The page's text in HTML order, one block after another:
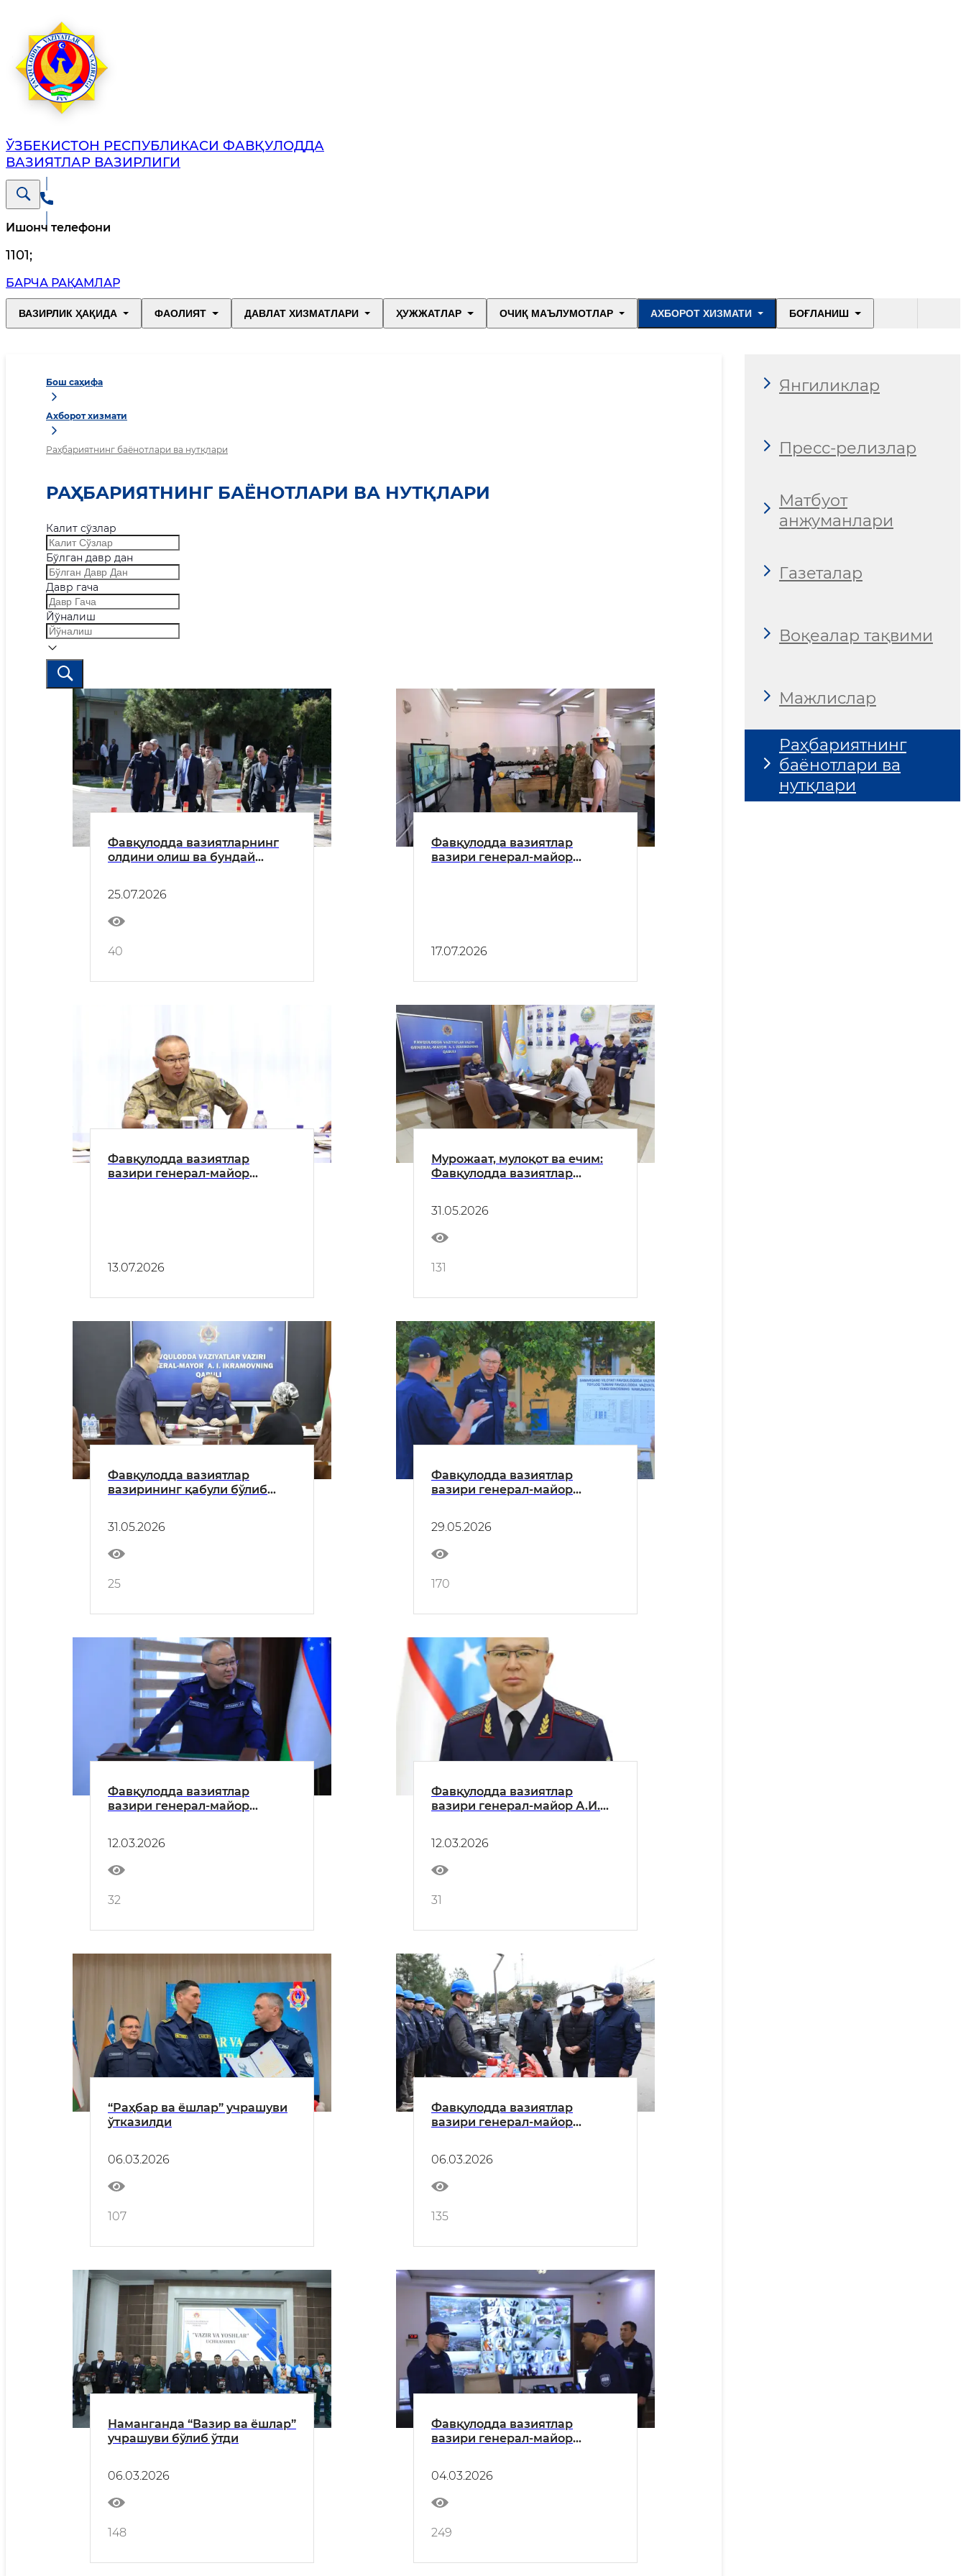
ЎЗБЕКИСТОН РЕСПУБЛИКАСИ ФАВҚУЛОДДА
ВАЗИЯТЛАР ВАЗИРЛИГИ
Ишонч телефони
1101;
БАРЧА РАҚАМЛАР
ВАЗИРЛИК ҲАҚИДА ФАОЛИЯТ ДАВЛАТ ХИЗМАТЛАРИ ҲУЖЖАТЛАР ОЧИҚ МАЪЛУМОТЛАР АХБОРОТ ХИЗМАТИ БОҒЛАНИШ
Бош саҳифа
Ахборот хизмати
Раҳбариятнинг баёнотлари ва нутқлари
РАҲБАРИЯТНИНГ БАЁНОТЛАРИ ВА НУТҚЛАРИ
Калит сўзлар
Бўлган давр дан
Давр гача
Йўналиш
Фавқулодда вазиятларнинг
олдини олиш ва бундай
биринчи ярим йиллиги
якунларига бағишланган
муҳокама йиғилиши бўлиб
ўтди
25.07.2026
40
Фавқулодда вазиятлар
вазири генерал-майор
17.07.2026
Фавқулодда вазиятлар
вазири генерал-майор
13.07.2026
Мурожаат, мулоқот ва ечим:
Фавқулодда вазиятлар
бўлиб ўтди
31.05.2026
131
Фавқулодда вазиятлар
вазирининг қабули бўлиб
31.05.2026
25
Фавқулодда вазиятлар
вазири генерал-майор
ишларини олиб борди
29.05.2026
170
Фавқулодда вазиятлар
вазири генерал-майор
12.03.2026
32
Фавқулодда вазиятлар
вазири генерал-майор А.И.
тизимда хизмат қилаётган
ҳарбий хизматчилар ҳамда
уларнинг оила аъзолари
билан қабул ўтказилади
12.03.2026
31
“Раҳбар ва ёшлар” учрашуви
ўтказилди
06.03.2026
107
Фавқулодда вазиятлар
вазири генерал-майор
ҳудудларида аҳоли ва
ҳудудларни фавқулодда
вазиятлардан муҳофаза
қилиш тадбирлари билан
танишди
06.03.2026
135
Наманганда “Вазир ва ёшлар”
учрашуви бўлиб ўтди
06.03.2026
148
Фавқулодда вазиятлар
вазири генерал-майор
бошқармасининг аҳоли ва
ҳудудларни фавқулодда
вазиятлардан муҳофаза
қилиш борасида олиб
бораётган ишлари билан
04.03.2026
249
Янгиликлар
Пресс-релизлар
Матбуот
анжуманлари
Газеталар
Воқеалар тақвими
Мажлислар
Раҳбариятнинг
баёнотлари ва
нутқлари